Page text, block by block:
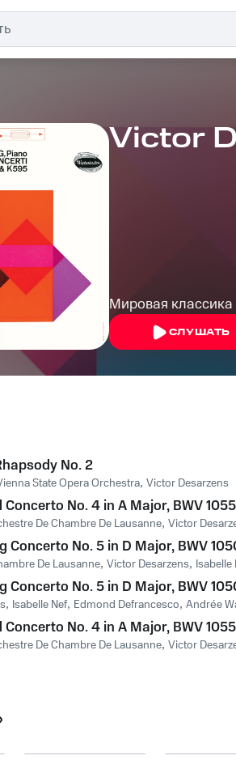
Victor
Мировая классика
СЛУШАТЬ
No. 2
State Opera Orchestra, Victor Desarzens
No. 4 in A Major, BWV
De Chambre De Lausanne, Victor
Concerto No. 5 in D Major, BWV
De Lausanne, Victor Desarzens, Isabelle
Concerto No. 5 in D Major, BWV
, Isabelle Nef, Edmond Defrancesco, Andrée
No. 4 in A Major, BWV
De Chambre De Lausanne, Victor